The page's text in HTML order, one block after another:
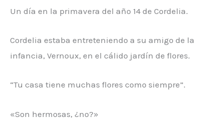
Un día en la primavera del año 14 de Cordelia.
Cordelia estaba entreteniendo a su amigo de la
infancia, Vernoux, en el cálido jardín de flores.
“Tu casa tiene muchas flores como siempre”.
«Son hermosas, ¿no?»